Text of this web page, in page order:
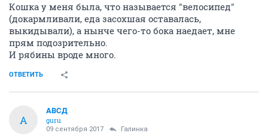
Кошка у меня была, что называется "велосипед"
(докармливали, еда засохшая оставалась,
выкидывали), а нынче чего-то бока наедает, мне
прям подозрительно.
И рябины вроде много.
ОТВЕТИТЬ
А
АВСД
guru
09 сентября 2017 Галинка